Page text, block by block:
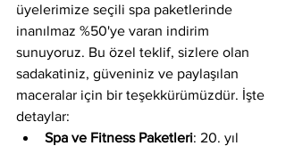
üyelerimize seçili spa paketlerinde
inanılmaz %50'ye varan indirim
sunuyoruz. Bu özel teklif, sizlere olan
sadakatiniz, güveniniz ve paylaşılan
maceralar için bir teşekkürümüzdür. İşte
detaylar:
Spa ve Fitness Paketleri: 20. yıl